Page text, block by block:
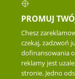
PROMUJ
Chesz
czekaj, zadzwoń
dofinansowania
reklamy jest
stronie. Jedno